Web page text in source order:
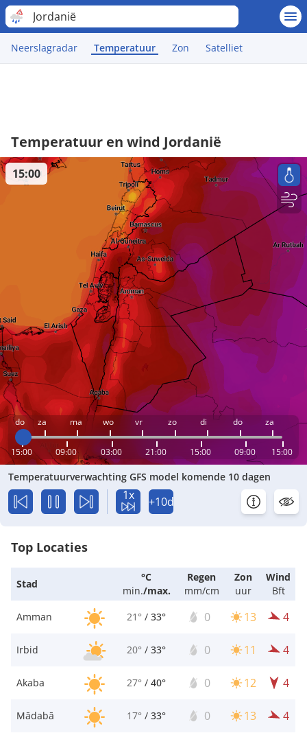
Jordanië
Neerslagradar Temperatuur Zon Satelliet
Temperatuur en wind Jordanië
do za ma wo vr zo di do za
15:00 09:00 03:00 21:00 15:00 09:00 15:00
15:00
Temperatuurverwachting GFS model komende 10 dagen
1x +10d
Top Locaties
Stad
°C
min./max.
Regen
mm/cm
Zon
uur
Wind
Bft
Amman
21° / 33° 0 13 4
Irbid 20° / 33° 0 11 4
Akaba 27° / 40° 0 12 4
Mādabā 17° / 33° 0 13 4